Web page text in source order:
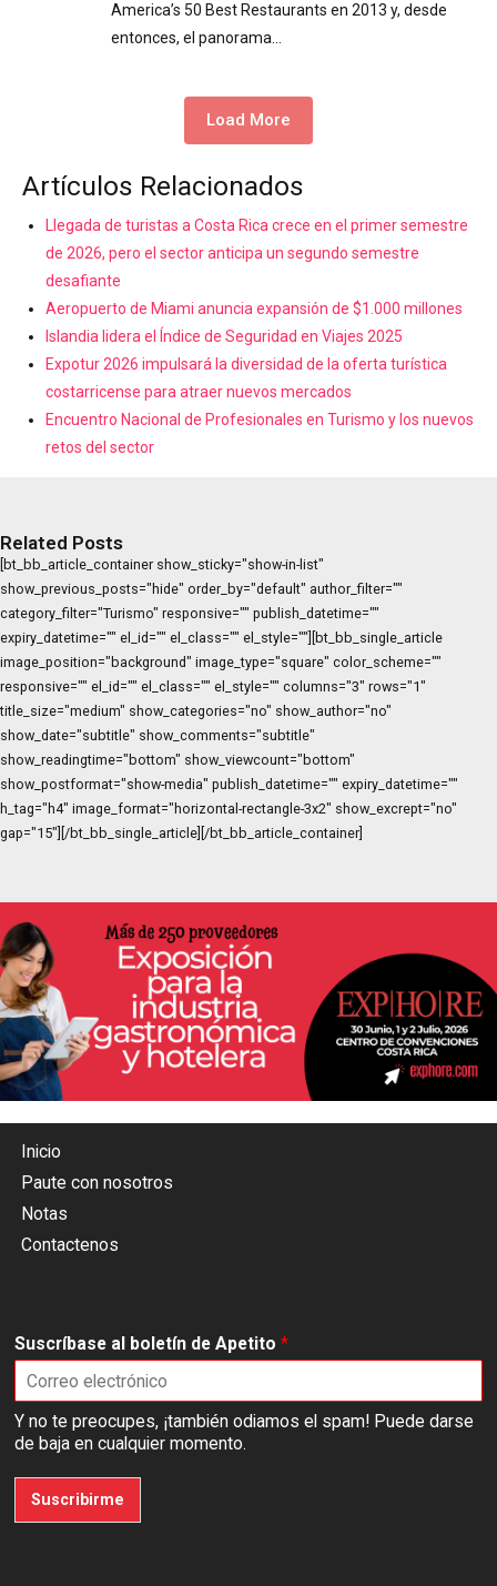
America’s 50 Best Restaurants en 2013 y, desde
entonces, el panorama…
Load More
Artículos Relacionados
Llegada de turistas a Costa Rica crece en el primer semestre
de 2026, pero el sector anticipa un segundo semestre
desafiante
Aeropuerto de Miami anuncia expansión de $1.000 millones
Islandia lidera el Índice de Seguridad en Viajes 2025
Expotur 2026 impulsará la diversidad de la oferta turística
costarricense para atraer nuevos mercados
Encuentro Nacional de Profesionales en Turismo y los nuevos
retos del sector
Related Posts
[bt_bb_article_container show_sticky="show-in-list"
show_previous_posts="hide" order_by="default" author_filter=""
category_filter="Turismo" responsive="" publish_datetime=""
expiry_datetime="" el_id="" el_class="" el_style=""][bt_bb_single_article
image_position="background" image_type="square" color_scheme=""
responsive="" el_id="" el_class="" el_style="" columns="3" rows="1"
title_size="medium" show_categories="no" show_author="no"
show_date="subtitle" show_comments="subtitle"
show_readingtime="bottom" show_viewcount="bottom"
show_postformat="show-media" publish_datetime="" expiry_datetime=""
h_tag="h4" image_format="horizontal-rectangle-3x2" show_excrept="no"
gap="15"][/bt_bb_single_article][/bt_bb_article_container]
Inicio
Paute con nosotros
Notas
Contactenos
Suscríbase al boletín de Apetito *
Y no te preocupes, ¡también odiamos el spam! Puede darse
de baja en cualquier momento.
Suscribirme